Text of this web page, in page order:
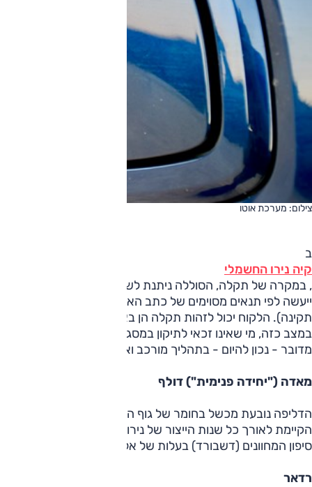
צילום: מערכת אוטו
ב
קיה נירו החשמלי
, במקרה של תקלה, הסוללה ניתנת לשיפוץ - כלומר יש
תקינה). הלקוח יכול לזהות תקלה הן באמצעות חיווי תקלה
במצב כזה, מי שאינו זכאי לתיקון במסגרת אחריות צפוי
מדובר - נכון להיום - בתהליך מורכב וארוך יחסית.
מאדה ("יחידה פנימית") דולף
הדליפה נובעת מכשל בחומר של גוף המאדה (הגוף "נאכל") מה
הקיימת לאורך כל שנות הייצור של נירו. עלות התיקון גבוהה
סיפון המחוונים (דשבורד) בעלות של אלפי שקלים, ולאחר מכן
רדאר